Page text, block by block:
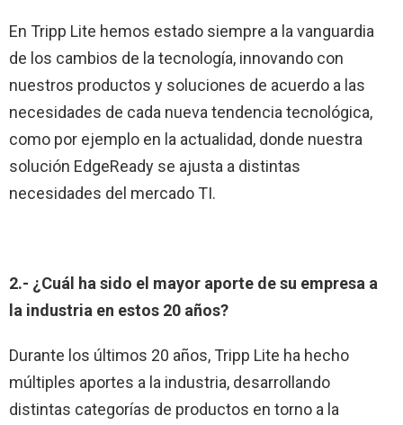
En Tripp Lite hemos estado siempre a la vanguardia
de los cambios de la tecnología, innovando con
nuestros productos y soluciones de acuerdo a las
necesidades de cada nueva tendencia tecnológica,
como por ejemplo en la actualidad, donde nuestra
solución EdgeReady se ajusta a distintas
necesidades del mercado TI.
2.- ¿Cuál ha sido el mayor aporte de su empresa a
la industria en estos 20 años?
Durante los últimos 20 años, Tripp Lite ha hecho
múltiples aportes a la industria, desarrollando
distintas categorías de productos en torno a la